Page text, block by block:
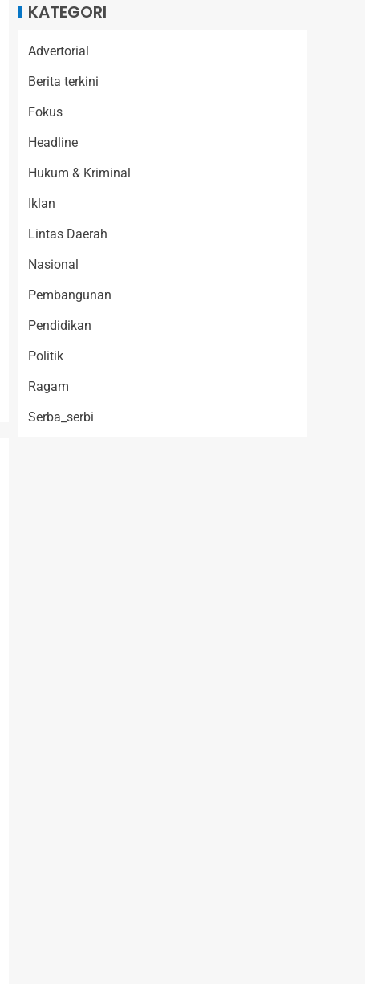
KATEGORI
Advertorial
Berita terkini
Fokus
Headline
Hukum & Kriminal
Iklan
Lintas Daerah
Nasional
Pembangunan
Pendidikan
Politik
Ragam
Serba_serbi